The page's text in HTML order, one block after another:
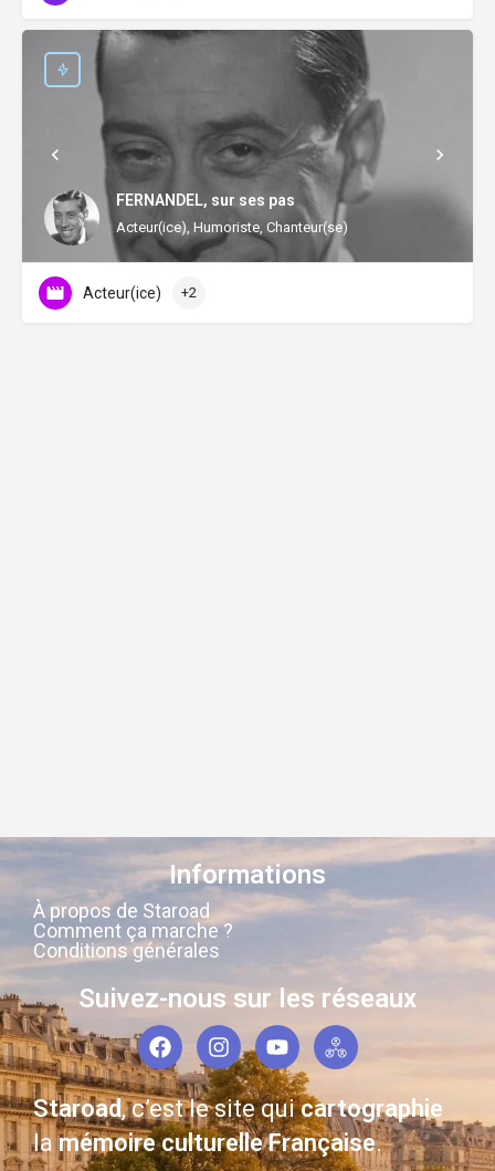
FERNANDEL, sur ses pas
Acteur(ice), Humoriste, Chanteur(se)
Acteur(ice) +2
Informations
À propos de Staroad
Comment ça marche ?
Conditions générales
Suivez-nous sur les réseaux
Staroad, c’est le site quicartographie
lamémoire culturelle Française.